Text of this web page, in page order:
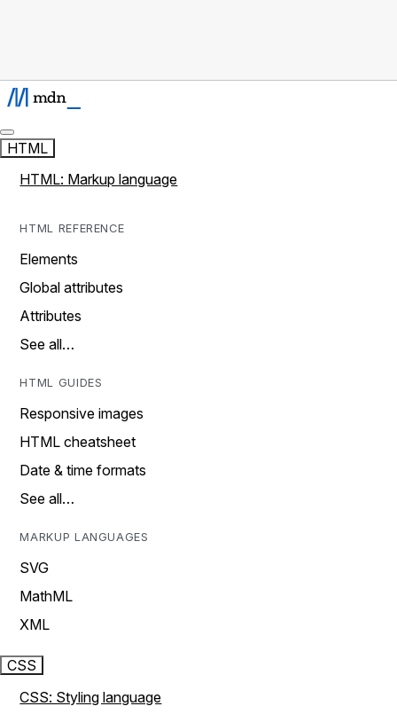
HTML
HTML: Markup language
HTML REFERENCE
Elements
Global attributes
Attributes
See all…
HTML GUIDES
Responsive images
HTML cheatsheet
Date & time formats
See all…
MARKUP LANGUAGES
SVG
MathML
XML
CSS
CSS: Styling language